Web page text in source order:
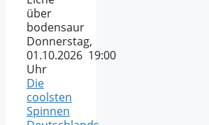
über
bodensaur
Donnerstag,
01.10.2026 19:00
Uhr
Die
coolsten
Spinnen